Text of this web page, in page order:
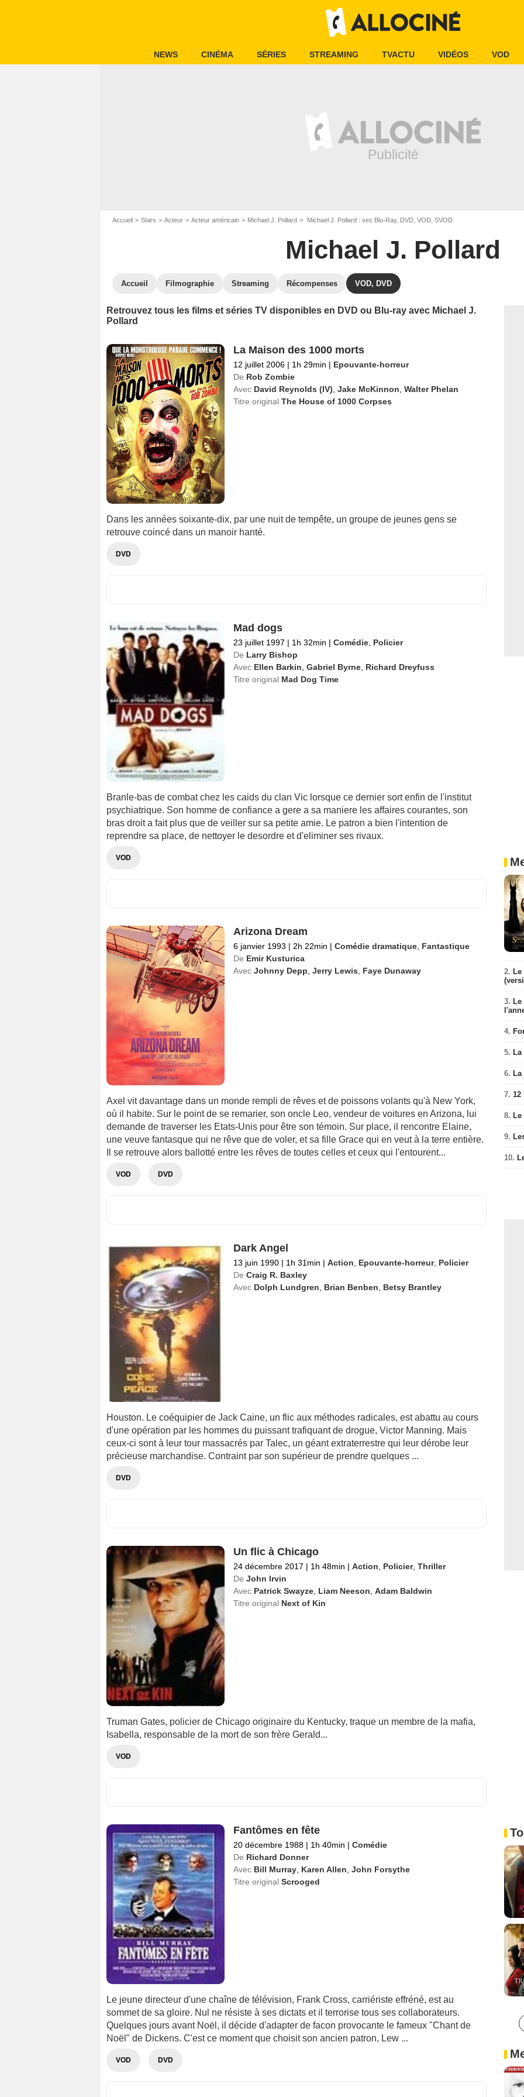
NEWS CINÉMA SÉRIES STREAMING TVACTU VIDÉOS VOD
Accueil Stars Acteur Acteur américain Michael J. Pollard Michael J. Pollard : ses Blu-Ray, DVD, VOD, SVOD
Michael J. Pollard
Accueil Filmographie Streaming Récompenses VOD, DVD
Retrouvez tous les films et séries TV disponibles en DVD ou Blu-ray avec Michael J.
Pollard
La Maison des 1000 morts
12 juillet 2006 | 1h 29min | Epouvante-horreur
De Rob Zombie
Avec David Reynolds (IV) Jake McKinnon Walter Phelan
Titre original The House of 1000 Corpses
Dans les années soixante-dix, par une nuit de tempête, un groupe de jeunes gens se
retrouve coincé dans un manoir hanté.
DVD
Mad dogs
23 juillet 1997 | 1h 32min | Comédie, Policier
De Larry Bishop
Avec Ellen Barkin Gabriel Byrne, Richard Dreyfuss
Titre original Mad Dog Time
Branle-bas de combat chez les caids du clan Vic lorsque ce dernier sort enfin de l'institut
psychiatrique. Son homme de confiance a gere a sa maniere les affaires courantes, son
bras droit a fait plus que de veiller sur sa petite amie. Le patron a bien l'intention de
reprendre sa place, de nettoyer le desordre et d'eliminer ses rivaux.
VOD
Arizona Dream
6 janvier 1993 | 2h 22min | Comédie dramatique, Fantastique
De Emir Kusturica
Avec Johnny Depp, Jerry Lewis, Faye Dunaway
Axel vit davantage dans un monde rempli de rêves et de poissons volants qu'à New York,
où il habite. Sur le point de se remarier, son oncle Leo, vendeur de voitures en Arizona​, ​lui
demande de traverser les Etats-Unis pour être son témoin. Sur place, il rencontre Elaine,
une veuve fantasque qui ne rêve que de voler, et sa fille Grace qui en veut à la terre entière.
Il se retrouve alors ballotté entre les rêves de toutes celles et ceux qui l'entourent...
VOD DVD
Dark Angel
13 juin 1990 | 1h 31min | Action, Epouvante-horreur, Policier
De Craig R. Baxley
Avec Dolph Lundgren, Brian Benben, Betsy Brantley
Houston. Le coéquipier de Jack Caine, un flic aux méthodes radicales, est abattu au cours
d'une opération par les hommes du puissant trafiquant de drogue, Victor Manning. Mais
ceux-ci sont à leur tour massacrés par Talec, un géant extraterrestre qui leur dérobe leur
précieuse marchandise. Contraint par son supérieur de prendre quelques ...
DVD
Un flic à Chicago
24 décembre 2017 | 1h 48min | Action, Policier, Thriller
De John Irvin
Avec Patrick Swayze, Liam Neeson, Adam Baldwin
Titre original Next of Kin
Truman Gates, policier de Chicago originaire du Kentucky, traque un membre de la mafia,
Isabella, responsable de la mort de son frère Gerald...
VOD
Fantômes en fête
20 décembre 1988 | 1h 40min | Comédie
De Richard Donner
Avec Bill Murray, Karen Allen John Forsythe
Titre original Scrooged
Le jeune directeur d'une chaîne de télévision, Frank Cross, carriériste effréné, est au
sommet de sa gloire. Nul ne résiste à ses dictats et il terrorise tous ses collaborateurs.
Quelques jours avant Noël, il décide d'adapter de facon provocante le fameux "Chant de
Noël" de Dickens. C'est ce moment que choisit son ancien patron, Lew ...
VOD DVD
2.
3.
4.
5.
6.
7. 12
8.
9.
10.